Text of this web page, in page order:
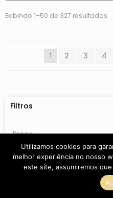
Exibindo 1–50 de 327 resultados
1 2 3 4
Filtros
Preço
Categorias
Blazers/Coletes/
Utilizamos cookies para
melhor experiência no nosso
este site, assumiremos